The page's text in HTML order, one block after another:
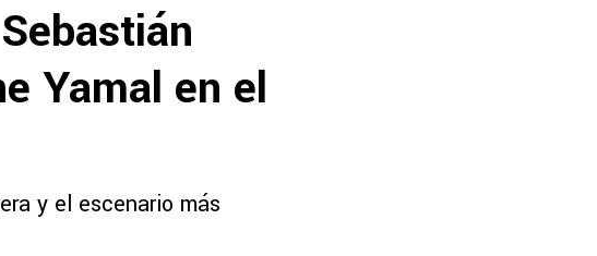
Yamal en el
y el escenario más